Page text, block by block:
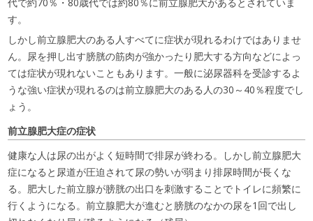
す。
しかし前立腺肥大のある人すべてに症状が現れるわけではありませ
ん。尿を押し出す膀胱の筋肉が強かったり肥大する方向などによっ
ては症状が現れないこともあります。一般に泌尿器科を受診するよ
うな強い症状が現れるのは前立腺肥大のある人の30～40％程度でし
ょう。
前立腺肥大症の症状
健康な人は尿の出がよく短時間で排尿が終わる。しかし前立腺肥大
症になると尿道が圧迫されて尿の勢いが弱まり排尿時間が長くな
る。肥大した前立腺が膀胱の出口を刺激することでトイレに頻繁に
行くようになる。前立腺肥大が進むと膀胱のなかの尿を1回で出し